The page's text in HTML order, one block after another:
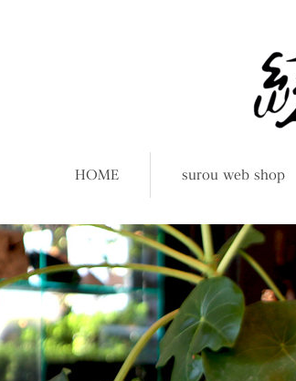
HOME surou web shop